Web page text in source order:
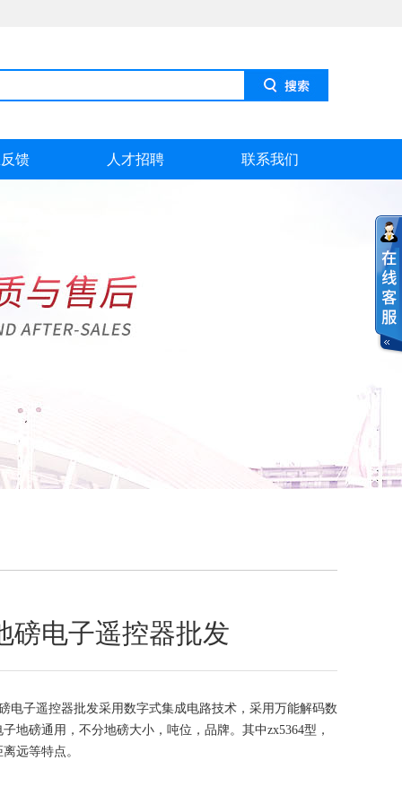
馈 人才招聘 联系我们
磅电子遥控器批发
电子遥控器批发采用数字式集成电路技术，采用万能解码数
地磅通用，不分地磅大小，吨位，品牌。其中zx5364型，
远等特点。